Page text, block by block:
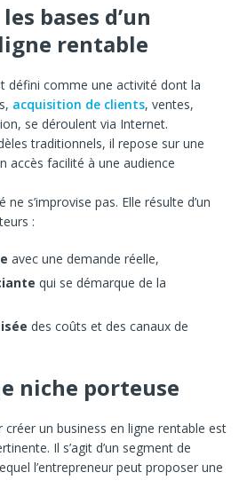
bases d’un
rentable
défini comme une activité dont la
acquisition de clients, ventes,
se déroulent via Internet.
traditionnels, il repose sur une
accès facilité à une audience
s’improvise pas. Elle résulte d’un
:
avec une demande réelle,
qui se démarque de la
des coûts et des canaux de
niche porteuse
un business en ligne rentable est
Il s’agit d’un segment de
l’entrepreneur peut proposer une